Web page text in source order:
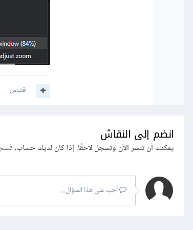
اقتباس
انضم إلى النقاش
يمكنك أن تنشر الآن وتسجل لاحقًا. إذا كان لديك حساب،
أجب على هذا السؤال...